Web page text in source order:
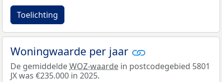
Toelichting
Woningwaarde per jaar
De gemiddeldeWOZ-waarde in postcodegebied 5801
JX was €235.000 in 2025.